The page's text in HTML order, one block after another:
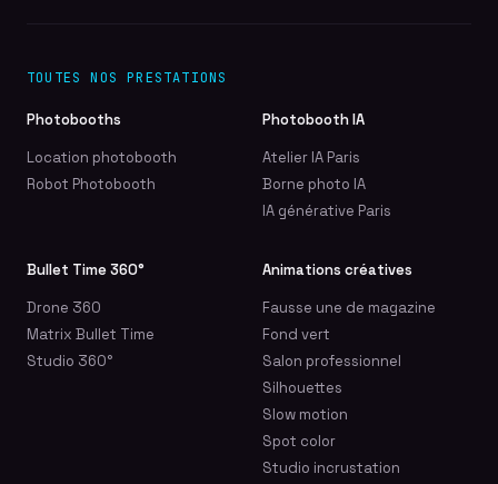
TOUTES NOS PRESTATIONS
Photobooths
Location photobooth
Robot Photobooth
Photobooth IA
Atelier IA Paris
Borne photo IA
IA générative Paris
Bullet Time 360°
Drone 360
Matrix Bullet Time
Studio 360°
Animations créatives
Fausse une de magazine
Fond vert
Salon professionnel
Silhouettes
Slow motion
Spot color
Studio incrustation